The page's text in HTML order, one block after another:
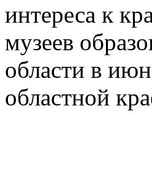
интереса к
музеев
области в
областной